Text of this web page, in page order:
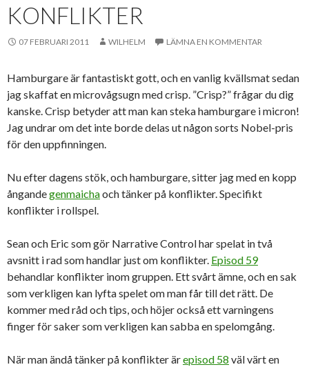
KONFLIKTER
07 FEBRUARI 2011 WILHELM LÄMNA EN KOMMENTAR
Hamburgare är fantastiskt gott, och en vanlig kvällsmat sedan
jag skaffat en microvågsugn med crisp. ”Crisp?” frågar du dig
kanske. Crisp betyder att man kan steka hamburgare i micron!
Jag undrar om det inte borde delas ut någon sorts Nobel-pris
för den uppfinningen.
Nu efter dagens stök, och hamburgare, sitter jag med en kopp
ångandegenmaichaoch tänker på konflikter. Specifikt
konflikter i rollspel.
Sean och Eric som gör Narrative Control har spelat in två
avsnitt i rad som handlar just om konflikter. Episod 59
behandlar konflikter inom gruppen. Ett svårt ämne, och en sak
som verkligen kan lyfta spelet om man får till det rätt. De
kommer med råd och tips, och höjer också ett varningens
finger för saker som verkligen kan sabba en spelomgång.
När man ändå tänker på konflikter ärepisod 58 väl värt en